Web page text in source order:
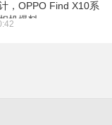
，OPPO Find X10系
机爆料